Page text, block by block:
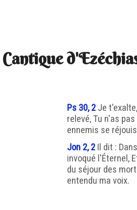
Cantique
Ps 30, 2 Je
relevé, Tu n'as
ennemis se
Jon 2, 2 Il dit :
invoqué l'Éternel,
du séjour des
entendu ma voix.